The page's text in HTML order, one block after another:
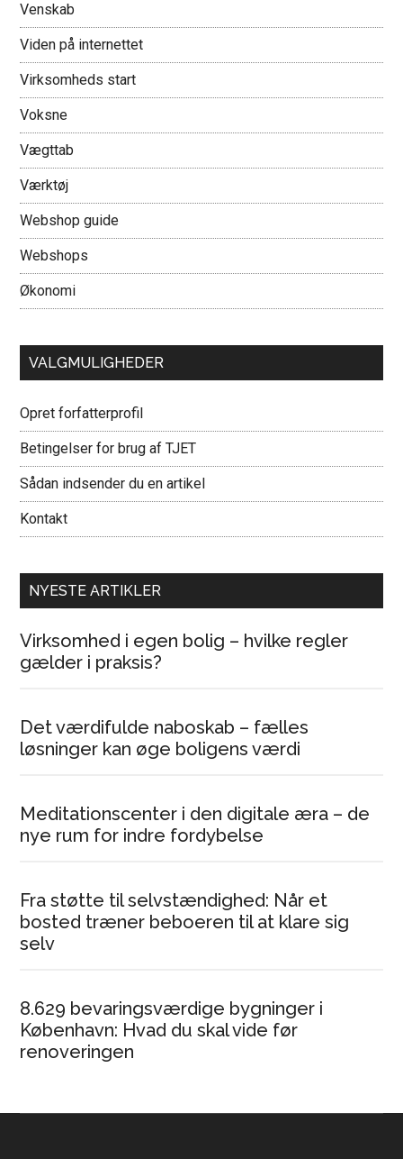
Venskab
Viden på internettet
Virksomheds start
Voksne
Vægttab
Værktøj
Webshop guide
Webshops
Økonomi
VALGMULIGHEDER
Opret forfatterprofil
Betingelser for brug af TJET
Sådan indsender du en artikel
Kontakt
NYESTE ARTIKLER
Virksomhed i egen bolig – hvilke regler
gælder i praksis?
Det værdifulde naboskab – fælles
løsninger kan øge boligens værdi
Meditationscenter i den digitale æra – de
nye rum for indre fordybelse
Fra støtte til selvstændighed: Når et
bosted træner beboeren til at klare sig
selv
8.629 bevaringsværdige bygninger i
København: Hvad du skal vide før
renoveringen